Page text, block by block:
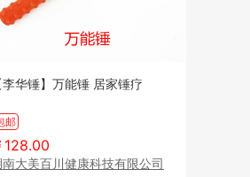
李华锤】万能锤 居家锤疗
邮
128.00
南大美百川健康科技有限公司